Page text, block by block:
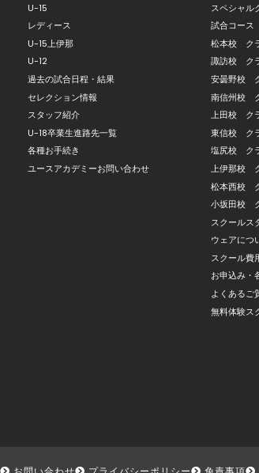
U-15
レディース
U-15上伊那
U-12
過去の試合日程・結果
セレクション情報
スタッフ紹介
U-18卒業生進路先一覧
各種お手続き
ユースアカデミーお問い合わせ
スペシャル
試合コース
松本校 ク
諏訪校 ク
安曇野校
南信州校
上田校 ク
東信校 ク
塩尻校 ク
上伊那校
松本西校
小坂田校
スクールス
ウェアにつ
スクール費
お申込み・
よくあるご
無料体験ス